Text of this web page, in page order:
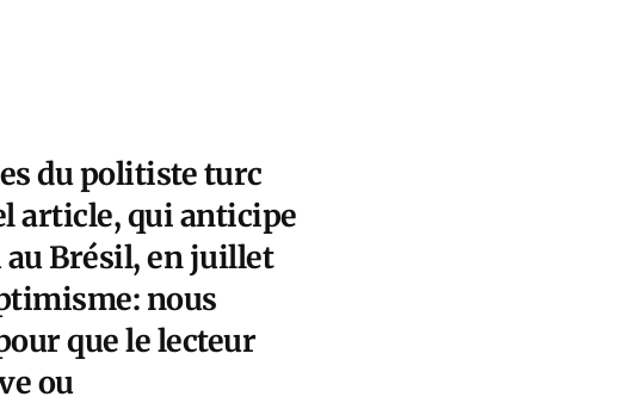
du politiste turc
article, qui anticipe
au Brésil, en juillet
nous
que le lecteur
ou